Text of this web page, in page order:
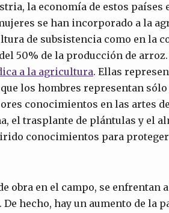
la economía de estos países
se han incorporado a la
de subsistencia como en la
50% de la producción de arroz.
a la agricultura. Ellas
los hombres representan sólo
conocimientos en las artes
el trasplante de plántulas y el
conocimientos para proteger
obra en el campo, se enfrentan
hecho, hay un aumento de la